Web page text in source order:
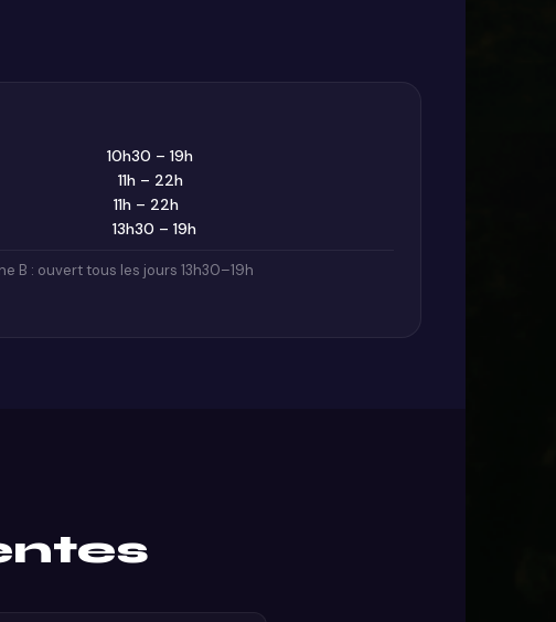
10h30 – 19h
11h – 22h
11h – 22h
13h30 – 19h
B : ouvert tous les jours 13h30–19h